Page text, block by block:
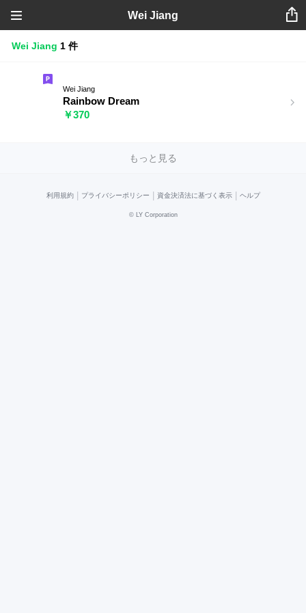
Wei Jiang
Wei Jiang 1 件
Wei Jiang
Rainbow Dream
￥370
もっと見る
利用規約 プライバシーポリシー 資金決済法に基づく表示 ヘルプ
© LY Corporation